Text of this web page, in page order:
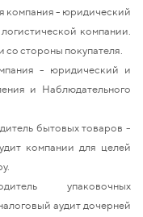
компания - юридический
компании.
стороны покупателя.
- юридический и
и Наблюдательного
бытовых товаров -
компании для целей
упаковочных
аудит дочерней